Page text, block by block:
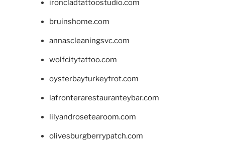
ironcladtattoostudio.com
bruinshome.com
annascleaningsvc.com
wolfcitytattoo.com
oysterbayturkeytrot.com
lafronterarestauranteybar.com
lilyandrosetearoom.com
olivesburgberrypatch.com